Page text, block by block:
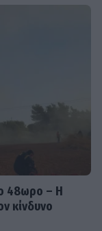
48ωρο – Η
κίνδυνο